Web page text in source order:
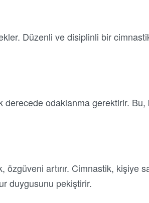
Düzenli ve disiplinli bir
odaklanma gerektirir. Bu,
artırır. Cimnastik, kişiye
duygusunu pekiştirir.